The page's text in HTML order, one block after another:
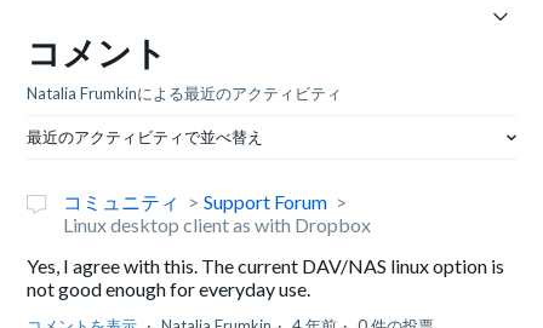
コメント
Natalia Frumkinによる最近のアクティビティ
最近のアクティビティで並べ替え
コミュニティ
Support Forum
Linux desktop client as with Dropbox
Yes, I agree with this. The current DAV/NAS linux option is
not good enough for everyday use.